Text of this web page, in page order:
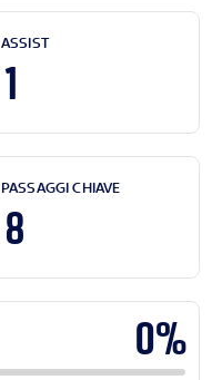
ASSIST
1
PASSAGGI CHIAVE
8
0%